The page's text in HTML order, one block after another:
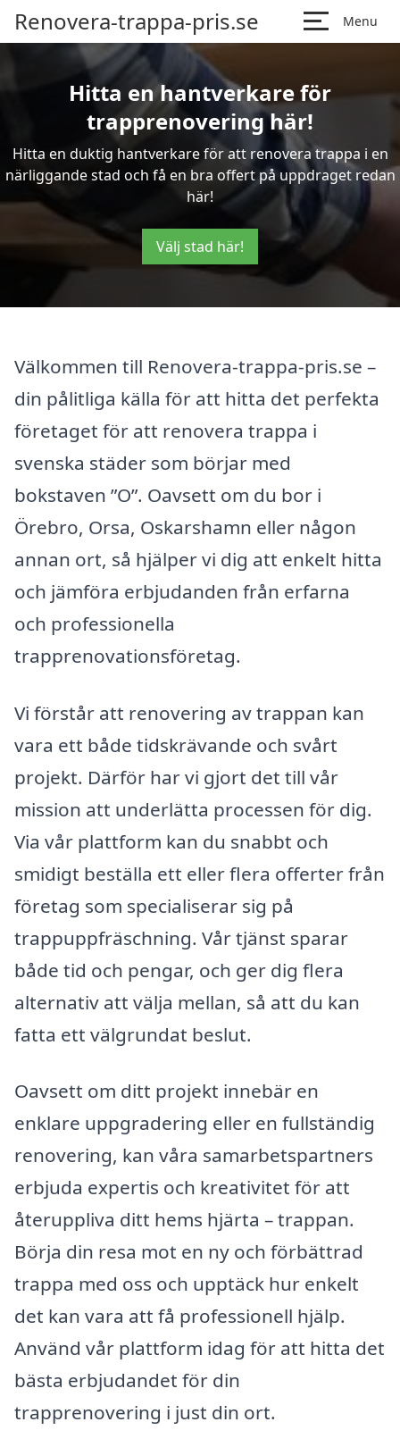
Renovera-trappa-pris.se Menu
Hitta en hantverkare för
trapprenovering här!
Hitta en duktig hantverkare för att renovera trappa i en
närliggande stad och få en bra offert på uppdraget redan
här!
Välj stad här!
Välkommen till Renovera-trappa-pris.se –
din pålitliga källa för att hitta det perfekta
företaget för att renovera trappa i
svenska städer som börjar med
bokstaven ”O”. Oavsett om du bor i
Örebro, Orsa, Oskarshamn eller någon
annan ort, så hjälper vi dig att enkelt hitta
och jämföra erbjudanden från erfarna
och professionella
trapprenovationsföretag.
Vi förstår att renovering av trappan kan
vara ett både tidskrävande och svårt
projekt. Därför har vi gjort det till vår
mission att underlätta processen för dig.
Via vår plattform kan du snabbt och
smidigt beställa ett eller flera offerter från
företag som specialiserar sig på
trappuppfräschning. Vår tjänst sparar
både tid och pengar, och ger dig flera
alternativ att välja mellan, så att du kan
fatta ett välgrundat beslut.
Oavsett om ditt projekt innebär en
enklare uppgradering eller en fullständig
renovering, kan våra samarbetspartners
erbjuda expertis och kreativitet för att
återuppliva ditt hems hjärta – trappan.
Börja din resa mot en ny och förbättrad
trappa med oss och upptäck hur enkelt
det kan vara att få professionell hjälp.
Använd vår plattform idag för att hitta det
bästa erbjudandet för din
trapprenovering i just din ort.